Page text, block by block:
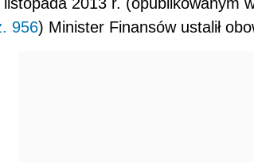
956) Minister Finansów ustalił